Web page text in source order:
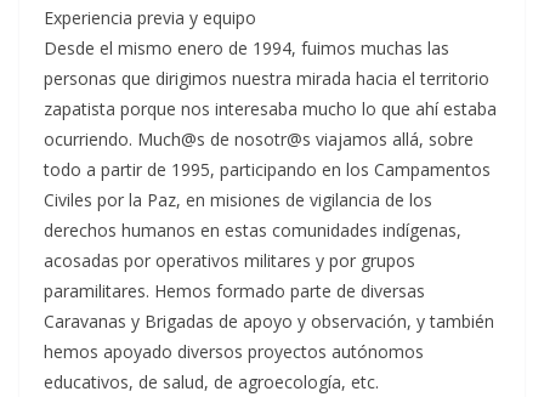
Experiencia previa y equipo
Desde el mismo enero de 1994, fuimos muchas las
personas que dirigimos nuestra mirada hacia el territorio
zapatista porque nos interesaba mucho lo que ahí estaba
ocurriendo. Much@s de nosotr@s viajamos allá, sobre
todo a partir de 1995, participando en los Campamentos
Civiles por la Paz, en misiones de vigilancia de los
derechos humanos en estas comunidades indígenas,
acosadas por operativos militares y por grupos
paramilitares. Hemos formado parte de diversas
Caravanas y Brigadas de apoyo y observación, y también
hemos apoyado diversos proyectos autónomos
educativos, de salud, de agroecología, etc.